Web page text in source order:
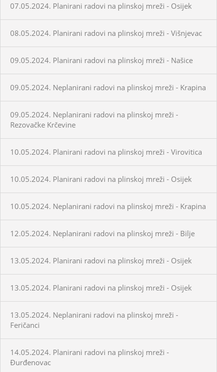
07.05.2024. Planirani radovi na plinskoj mreži - Osijek
08.05.2024. Planirani radovi na plinskoj mreži - Višnjevac
09.05.2024. Planirani radovi na plinskoj mreži - Našice
09.05.2024. Neplanirani radovi na plinskoj mreži - Krapina
09.05.2024. Neplanirani radovi na plinskoj mreži -
Rezovačke Krčevine
10.05.2024. Planirani radovi na plinskoj mreži - Virovitica
10.05.2024. Planirani radovi na plinskoj mreži - Osijek
10.05.2024. Neplanirani radovi na plinskoj mreži - Krapina
12.05.2024. Neplanirani radovi na plinskoj mreži - Bilje
13.05.2024. Planirani radovi na plinskoj mreži - Osijek
13.05.2024. Planirani radovi na plinskoj mreži - Osijek
13.05.2024. Neplanirani radovi na plinskoj mreži -
Feričanci
14.05.2024. Planirani radovi na plinskoj mreži -
Đurđenovac